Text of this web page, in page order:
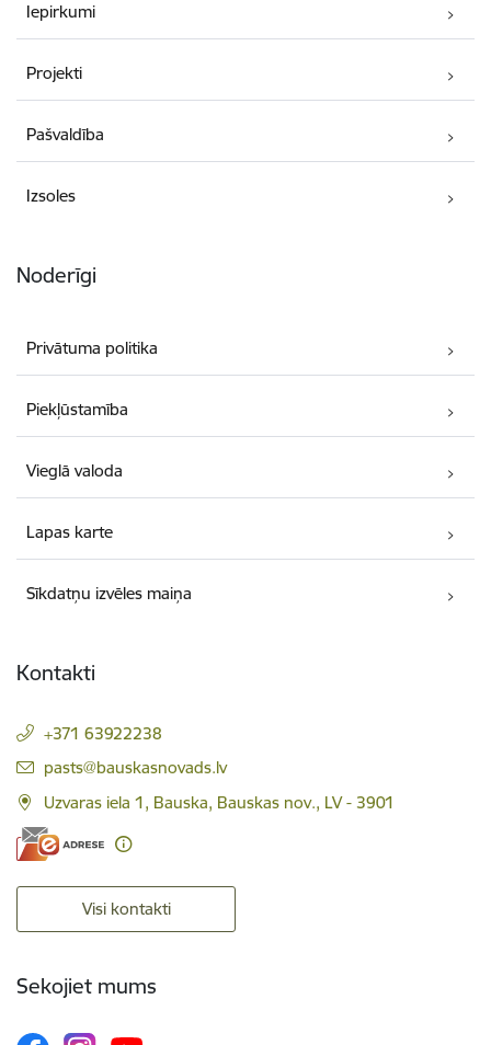
Iepirkumi
Projekti
Pašvaldība
Izsoles
Noderīgi
Privātuma politika
Piekļūstamība
Vieglā valoda
Lapas karte
Sīkdatņu izvēles maiņa
Kontakti
+371 63922238
E-pasts:
pasts@bauskasnovads.lv
Uzvaras iela 1, Bauska, Bauskas nov., LV - 3901
Visi kontakti
Sekojiet mums